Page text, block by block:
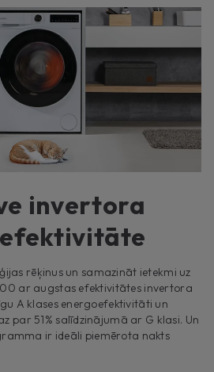
invertora
rēķinus un samazināt ietekmi uz
ar augstas efektivitātes invertora
A klases energoefektivitāti un
par 51% salīdzinājumā ar G klasi. Un
ir ideāli piemērota nakts